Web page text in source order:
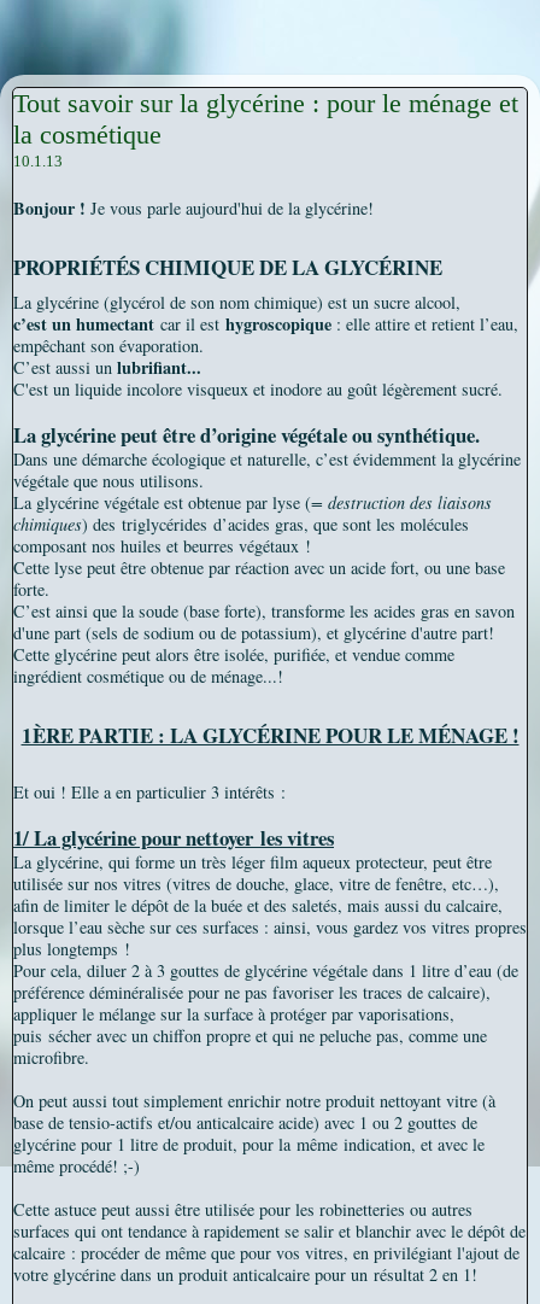
Tout savoir sur la glycérine : pour le ménage et
la cosmétique
10.1.13
Bonjour ! Je vous parle aujourd'hui de la glycérine!
PROPRIÉTÉS CHIMIQUE DE LA GLYCÉRINE
La glycérine (glycérol de son nom chimique) est un sucre alcool,
c’est un humectant car il est hygroscopique : elle attire et retient l’eau,
empêchant son évaporation.
C’est aussi un lubrifiant...
C'est un liquide incolore visqueux et inodore au goût légèrement sucré.
La glycérine peut être d’origine végétale ou synthétique.
Dans une démarche écologique et naturelle, c’est évidemment la glycérine
végétale que nous utilisons.
La glycérine végétale est obtenue par lyse (= destruction des liaisons
chimiques) des triglycérides d’acides gras, que sont les molécules
composant nos huiles et beurres végétaux !
Cette lyse peut être obtenue par réaction avec un acide fort, ou une base
forte.
C’est ainsi que la soude (base forte), transforme les acides gras en savon
d'une part (sels de sodium ou de potassium), et glycérine d'autre part!
Cette glycérine peut alors être isolée, purifiée, et vendue comme
ingrédient cosmétique ou de ménage...!
1ÈRE PARTIE : LA GLYCÉRINE POUR LE MÉNAGE !
Et oui ! Elle a en particulier 3 intérêts :
1/ La glycérine pour nettoyer les vitres
La glycérine, qui forme un très léger film aqueux protecteur, peut être
utilisée sur nos vitres (vitres de douche, glace, vitre de fenêtre, etc…),
afin de limiter le dépôt de la buée et des saletés, mais aussi du calcaire,
lorsque l’eau sèche sur ces surfaces : ainsi, vous gardez vos vitres propres
plus longtemps !
Pour cela, diluer 2 à 3 gouttes de glycérine végétale dans 1 litre d’eau (de
préférence déminéralisée pour ne pas favoriser les traces de calcaire),
appliquer le mélange sur la surface à protéger par vaporisations,
puis sécher avec un chiffon propre et qui ne peluche pas, comme une
microfibre.
On peut aussi tout simplement enrichir notre produit nettoyant vitre (à
base de tensio-actifs et/ou anticalcaire acide) avec 1 ou 2 gouttes de
glycérine pour 1 litre de produit, pour la même indication, et avec le
même procédé! ;-)
Cette astuce peut aussi être utilisée pour les robinetteries ou autres
surfaces qui ont tendance à rapidement se salir et blanchir avec le dépôt de
calcaire : procéder de même que pour vos vitres, en privilégiant l'ajout de
votre glycérine dans un produit anticalcaire pour un résultat 2 en 1!